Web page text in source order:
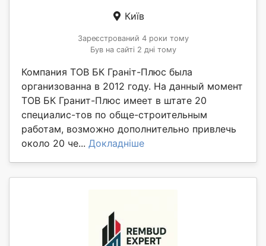
Київ
Зареєстрований 4 роки тому
Був на сайті 2 дні тому
Компания ТОВ БК Граніт-Плюс была
организованна в 2012 году. На данный момент
ТОВ БК Гранит-Плюс имеет в штате 20
специалис-тов по обще-строительным
работам, возможно дополнительно привлечь
около 20 че... Докладніше